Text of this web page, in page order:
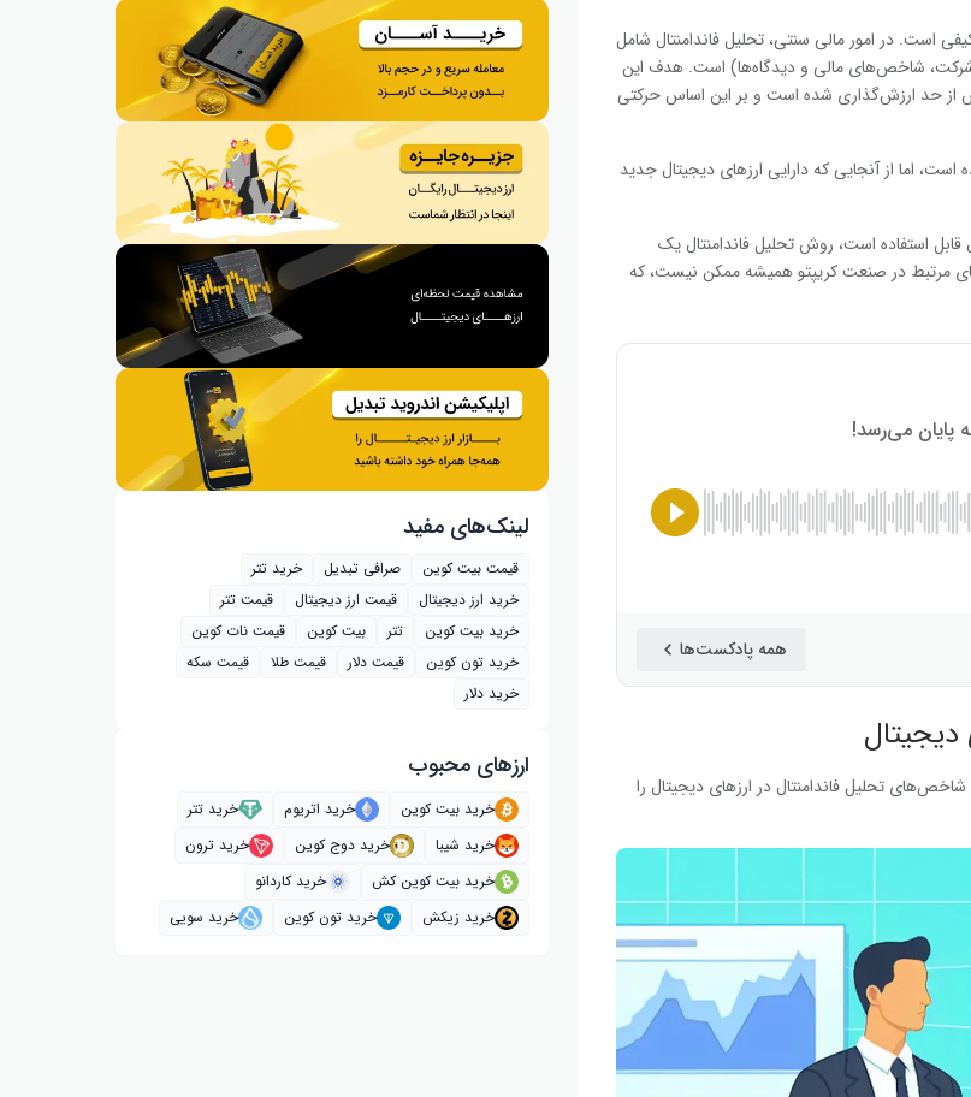
است. در امور مالی سنتی، تحلیل فاندامنتال شامل
شرکت، شاخص‌های مالی و دیدگاه‌ها) است. هدف این
از حد ارزش‌گذاری شده است و بر این اساس حرکتی
اما از آنجایی که دارایی ارزهای دیجیتال جدید
قابل استفاده است، روش تحلیل فاندامنتال یک
مرتبط در صنعت کریپتو همیشه ممکن نیست، که
همه پادکست‌ها
تحلیل فاندامنتال در ارزهای دیجیتال را
لینک‌های مفید
قیمت بیت کوین صرافی تبدیل
خرید تتر
خرید ارز دیجیتال
قیمت ارز دیجیتال
قیمت تتر
خرید بیت‌ کوین
تتر بیت کوین
قیمت نات کوین
خرید تون کوین
قیمت دلار قیمت طلا
قیمت سکه
خرید دلار
ارز‌های محبوب
خرید بیت کوین خرید اتریوم
خرید تتر
خرید شیبا
خرید دوج کوین
خرید ترون
خرید بیت کوین کش
خرید کاردانو
خرید زیکش
خرید تون کوین خرید سویی